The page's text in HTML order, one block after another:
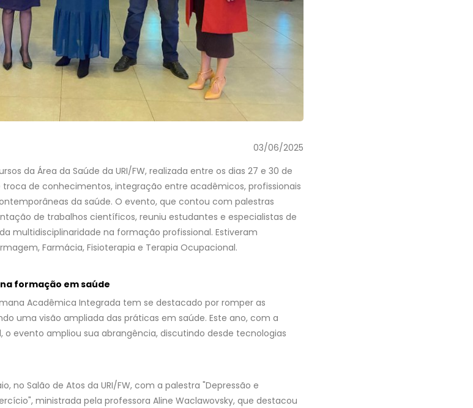
03/06/2025
da Área da Saúde da URI/FW, realizada entre os dias 27 e 30 de
de conhecimentos, integração entre acadêmicos, profissionais
da saúde. O evento, que contou com palestras
de trabalhos científicos, reuniu estudantes e especialistas de
multidisciplinaridade na formação profissional. Estiveram
Farmácia, Fisioterapia e Terapia Ocupacional.
formação em saúde
Acadêmica Integrada tem se destacado por romper as
uma visão ampliada das práticas em saúde. Este ano, com a
o evento ampliou sua abrangência, discutindo desde tecnologias
no Salão de Atos da URI/FW, com a palestra "Depressão e
ministrada pela professora Aline Waclawovsky, que destacou